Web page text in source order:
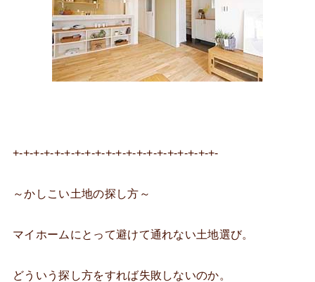
+-+-+-+-+-+-+-+-+-+-+-+-+-+-+-+-+-+-+-+-
～かしこい土地の探し方～
マイホームにとって避けて通れない土地選び。
どういう探し方をすれば失敗しないのか。